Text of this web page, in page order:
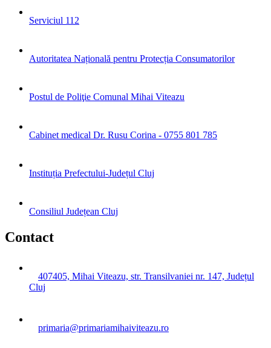
Serviciul 112
Autoritatea Națională pentru Protecția Consumatorilor
Postul de Poliţie Comunal Mihai Viteazu
Cabinet medical Dr. Rusu Corina - 0755 801 785
Instituția Prefectului-Județul Cluj
Consiliul Județean Cluj
Contact
407405, Mihai Viteazu, str. Transilvaniei nr. 147, Județul
Cluj
primaria@primariamihaiviteazu.ro